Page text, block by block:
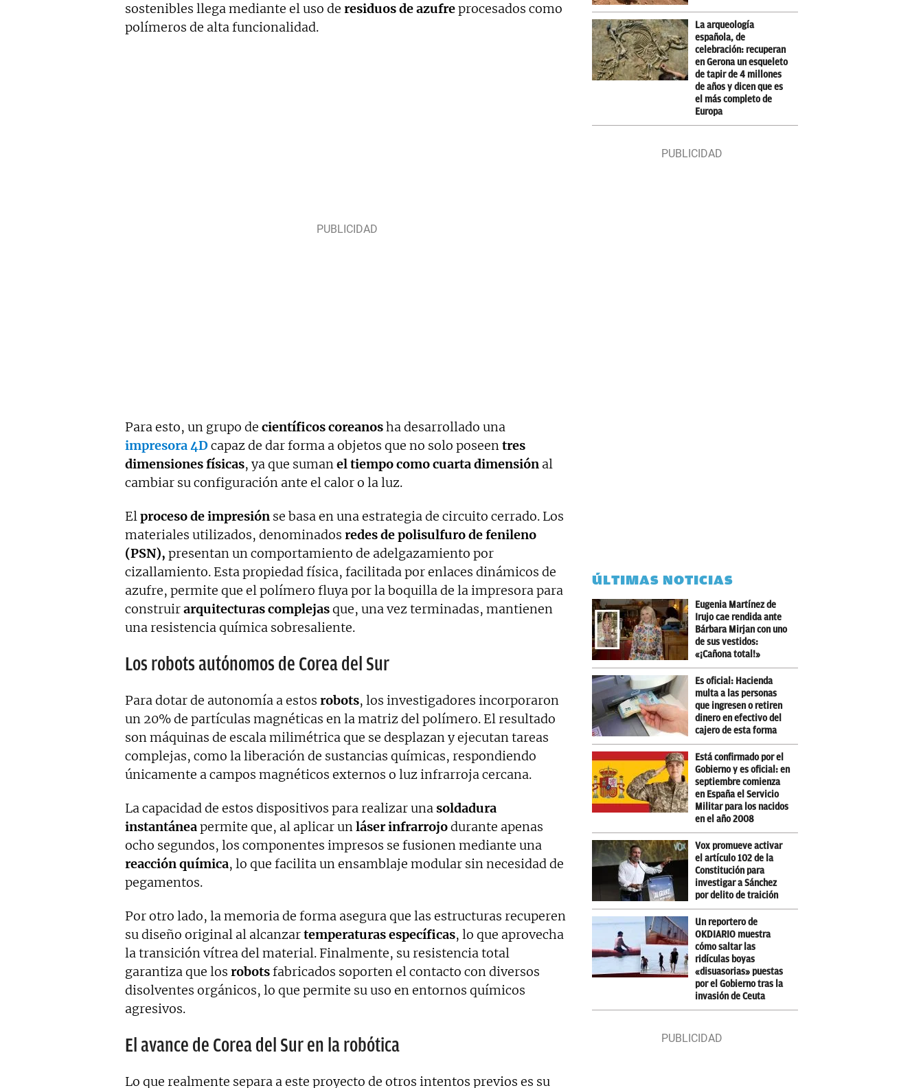
sostenibles llega mediante el uso de residuos de azufreprocesados como
polímeros de alta funcionalidad.
Para esto, un grupo de científicos coreanosha desarrollado una
impresora 4Dcapaz de dar forma a objetos que no solo poseentres
dimensiones físicas, ya que sumanel tiempo como cuarta dimensión al
cambiar su configuración ante el calor o la luz.
Elproceso de impresión se basa en una estrategia de circuito cerrado. Los
materiales utilizados, denominados redes de polisulfuro de fenileno
(PSN), presentan un comportamiento de adelgazamiento por
cizallamiento. Esta propiedad física, facilitada por enlaces dinámicos de
azufre, permite que el polímero fluya por la boquilla de la impresora para
construirarquitecturas complejasque, una vez terminadas, mantienen
una resistencia química sobresaliente.
Los robots autónomos de Corea del Sur
Para dotar de autonomía a estos robots, los investigadores incorporaron
un 20% de partículas magnéticas en la matriz del polímero. El resultado
son máquinas de escala milimétrica que se desplazan y ejecutan tareas
complejas, como la liberación de sustancias químicas, respondiendo
únicamente a campos magnéticos externos o luz infrarroja cercana.
La capacidad de estos dispositivos para realizar unasoldadura
instantáneapermite que, al aplicar unláser infrarrojodurante apenas
ocho segundos, los componentes impresos se fusionen mediante una
reacción química, lo que facilita un ensamblaje modular sin necesidad de
pegamentos.
Por otro lado, la memoria de forma asegura que las estructuras recuperen
su diseño original al alcanzartemperaturas específicas, lo que aprovecha
la transición vítrea del material. Finalmente, su resistencia total
garantiza que los robotsfabricados soporten el contacto con diversos
disolventes orgánicos, lo que permite su uso en entornos químicos
agresivos.
El avance de Corea del Sur en la robótica
Lo que realmente separa a este proyecto de otros intentos previos es su
La arqueología
española, de
celebración: recuperan
en Gerona un esqueleto
de tapir de 4 millones
de años y dicen que es
el más completo de
Europa
ÚLTIMAS NOTICIAS
Eugenia Martínez de
Irujo cae rendida ante
Bárbara Mirjan con uno
de sus vestidos:
«¡Cañona total!»
Es oficial: Hacienda
multa a las personas
que ingresen o retiren
dinero en efectivo del
cajero de esta forma
Está confirmado por el
Gobierno y es oficial: en
septiembre comienza
en España el Servicio
Militar para los nacidos
en el año 2008
Vox promueve activar
el artículo 102 de la
Constitución para
investigar a Sánchez
por delito de traición
Un reportero de
OKDIARIO muestra
cómo saltar las
ridículas boyas
«disuasorias» puestas
por el Gobierno tras la
invasión de Ceuta